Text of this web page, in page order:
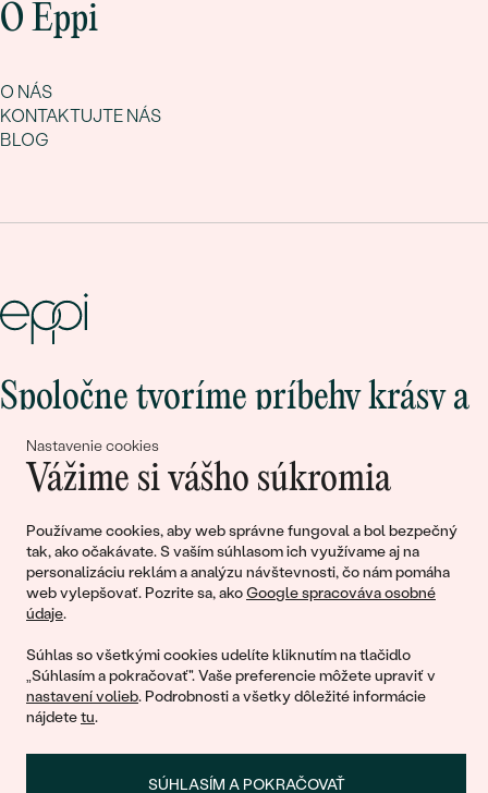
Nastavenie cookies
Vážime si vášho súkromia
Používame cookies, aby web správne fungoval a bol bezpečný
tak, ako očakávate. S vaším súhlasom ich využívame aj na
personalizáciu reklám a analýzu návštevnosti, čo nám pomáha
web vylepšovať. Pozrite sa, akoGoogle spracováva osobné
údaje.
Súhlas so všetkými cookies udelíte kliknutím na tlačidlo
„Súhlasím a pokračovať". Vaše preferencie môžete upraviť v
nastavení volieb. Podrobnosti a všetky dôležité informácie
nájdetetu.
SÚHLASÍM A POKRAČOVAŤ
O Eppi
O NÁS
KONTAKTUJTE NÁS
BLOG
Spoločne tvoríme príbehy krásy a
lásky
© 2011 - 2026, Eppi.sk